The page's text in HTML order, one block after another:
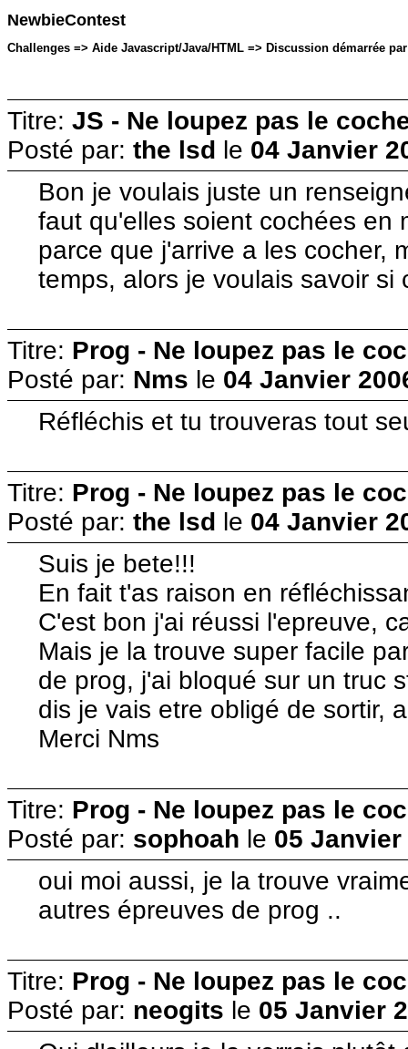
NewbieContest
Challenges => Aide Javascript/Java/HTML => Discussion démarrée
Titre: JS - Ne loupez pas le
Posté par: the lsd le 04 Janvier
Bon je voulais juste un
faut qu'elles soient cochées en
parce que j'arrive a les cocher,
temps, alors je voulais savoir
Titre: Prog - Ne loupez pas le
Posté par: Nms le 04 Janvier
Réfléchis et tu trouveras tout
Titre: Prog - Ne loupez pas le
Posté par: the lsd le 04 Janvier
Suis je bete!!!
En fait t'as raison en
C'est bon j'ai réussi l'epreuve,
Mais je la trouve super facile
de prog, j'ai bloqué sur un truc
dis je vais etre obligé de sortir,
Merci Nms
Titre: Prog - Ne loupez pas le
Posté par: sophoah le 05 Janvier
oui moi aussi, je la trouve
autres épreuves de prog ..
Titre: Prog - Ne loupez pas le
Posté par: neogits le 05 Janvier